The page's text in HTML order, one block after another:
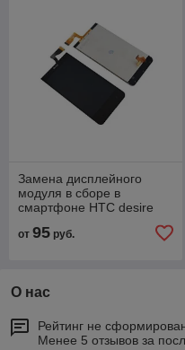
Замена дисплейного
модуля в сборе в
смартфоне HTC desire
от 95 руб.
О нас
Рейтинг не
Менее 5 отзывов за